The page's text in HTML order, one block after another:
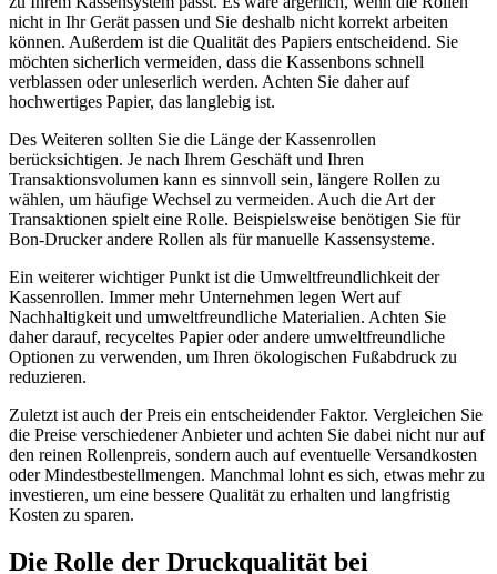
nicht in Ihr Gerät passen und Sie deshalb nicht korrekt arbeiten
können. Außerdem ist die Qualität des Papiers entscheidend. Sie
möchten sicherlich vermeiden, dass die Kassenbons schnell
verblassen oder unleserlich werden. Achten Sie daher auf
hochwertiges Papier, das langlebig ist.
Des Weiteren sollten Sie die Länge der Kassenrollen
berücksichtigen. Je nach Ihrem Geschäft und Ihren
Transaktionsvolumen kann es sinnvoll sein, längere Rollen zu
wählen, um häufige Wechsel zu vermeiden. Auch die Art der
Transaktionen spielt eine Rolle. Beispielsweise benötigen Sie für
Bon-Drucker andere Rollen als für manuelle Kassensysteme.
Ein weiterer wichtiger Punkt ist die Umweltfreundlichkeit der
Kassenrollen. Immer mehr Unternehmen legen Wert auf
Nachhaltigkeit und umweltfreundliche Materialien. Achten Sie
daher darauf, recyceltes Papier oder andere umweltfreundliche
Optionen zu verwenden, um Ihren ökologischen Fußabdruck zu
reduzieren.
Zuletzt ist auch der Preis ein entscheidender Faktor. Vergleichen Sie
die Preise verschiedener Anbieter und achten Sie dabei nicht nur auf
den reinen Rollenpreis, sondern auch auf eventuelle Versandkosten
oder Mindestbestellmengen. Manchmal lohnt es sich, etwas mehr zu
investieren, um eine bessere Qualität zu erhalten und langfristig
Kosten zu sparen.
Die Rolle der Druckqualität bei